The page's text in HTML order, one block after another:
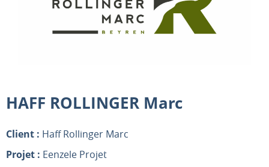
HAFF ROLLINGER Marc
Client : Haff Rollinger Marc
Projet : Eenzele Projet